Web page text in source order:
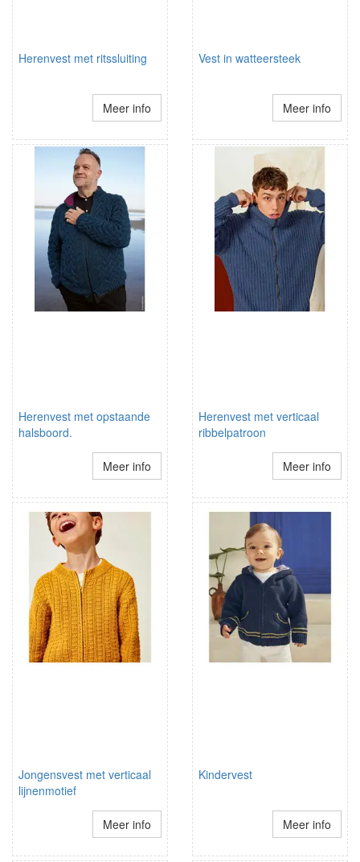
Herenvest met ritssluiting
Meer info
Vest in watteersteek
Meer info
Herenvest met opstaande
halsboord.
Meer info
Herenvest met verticaal
ribbelpatroon
Meer info
Jongensvest met verticaal
lijnenmotief
Meer info
Kindervest
Meer info